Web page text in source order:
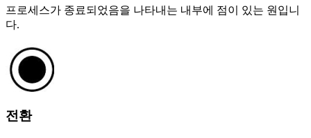
프로세스가 종료되었음을 나타내는 내부에 점이 있는 원입니
다.
전환